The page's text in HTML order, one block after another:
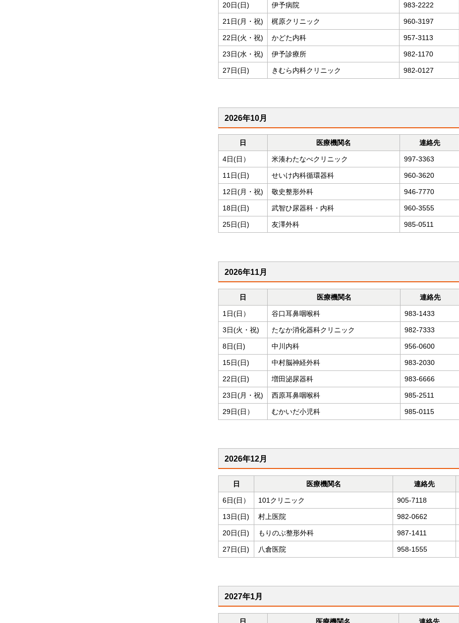
20日(日) 伊予病院 983-2222
21日(月・祝) 梶原クリニック 960-3197
22日(火・祝) かどた内科 957-3113
23日(水・祝) 伊予診療所 982-1170
27日(日) きむら内科クリニック 982-0127
2026年10月
日 医療機関名 連絡先
4日(日） 米湊わたなべクリニック 997-3363
11日(日) せいけ内科循環器科 960-3620
12日(月・祝) 敬史整形外科 946-7770
18日(日) 武智ひ尿器科・内科 960-3555
25日(日) 友澤外科 985-0511
2026年11月
日 医療機関名 連絡先
1日(日） 谷口耳鼻咽喉科 983-1433
3日(火・祝) たなか消化器科クリニック 982-7333
8日(日) 中川内科 956-0600
15日(日) 中村脳神経外科 983-2030
22日(日) 増田泌尿器科 983-6666
23日(月・祝) 西原耳鼻咽喉科 985-2511
29日(日） むかいだ小児科 985-0115
2026年12月
日 医療機関名 連絡先
6日(日） 101クリニック 905-7118
13日(日) 村上医院 982-0662
20日(日) もりのぶ整形外科 987-1411
27日(日) 八倉医院 958-1555
2027年1月